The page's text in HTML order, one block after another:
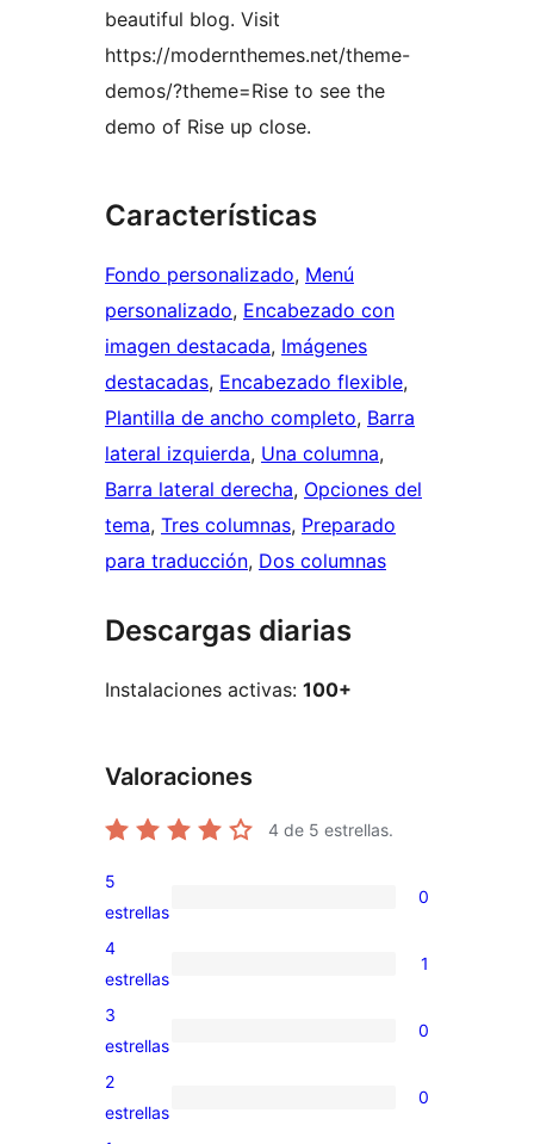
beautiful blog. Visit
https://modernthemes.net/theme-
demos/?theme=Rise to see the
demo of Rise up close.
Características
Fondo personalizado, Menú
personalizado, Encabezado con
imagen destacada, Imágenes
destacadas, Encabezado flexible
Plantilla de ancho completo, Barra
lateral izquierda, Una columna
Barra lateral derecha, Opciones del
tema, Tres columnas, Preparado
para traducción, Dos columnas
Descargas diarias
Instalaciones activas: 100+
Valoraciones
4 de 5 estrellas.
0
valoraciones
de
5
estrellas
0
1
valoración
de
4
estrellas
1
0
valoraciones
de
3
estrellas
0
0
2
estrellas
0